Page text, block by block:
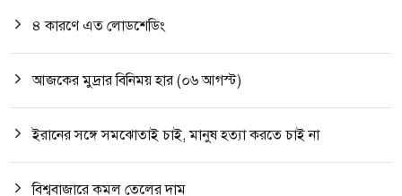
৪ কারণে এত লোডশেডিং
আজকের মুদ্রার বিনিময় হার (০৬ আগস্ট)
ইরানের সঙ্গে সমঝোতাই চাই, মানুষ হত্যা করতে চাই না
বিশ্ববাজারে কমল তেলের দাম